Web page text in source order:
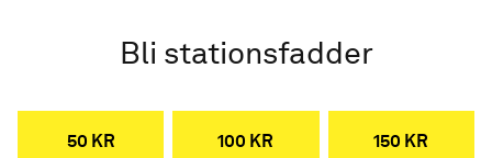
Bli stationsfadder
50 KR 100 KR 150 KR